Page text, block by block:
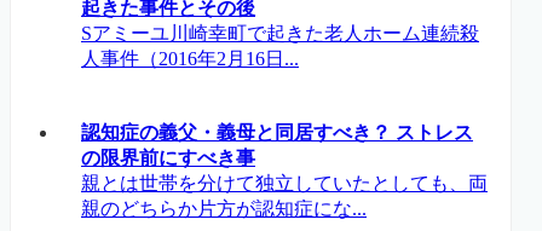
起きた事件とその後
Sアミーユ川崎幸町で起きた老人ホーム連続殺
人事件（2016年2月16日...
認知症の義父・義母と同居すべき？ ストレス
の限界前にすべき事
親とは世帯を分けて独立していたとしても、両
親のどちらか片方が認知症にな...